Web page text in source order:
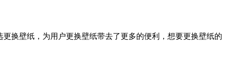
换壁纸，为用户更换壁纸带去了更多的便利，想要更换壁纸的